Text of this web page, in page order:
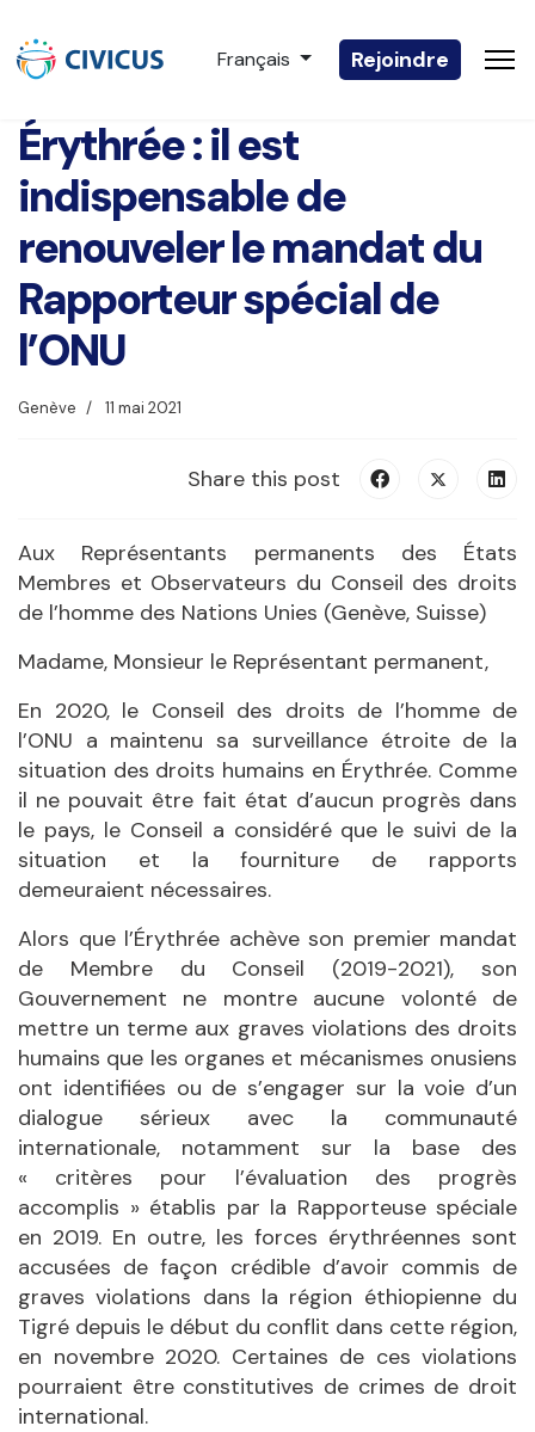
Sélectionnez votre langue
Français Rejoindre
Érythrée : il est
indispensable de
renouveler le mandat du
Rapporteur spécial de
l’ONU
Genève 11 mai 2021
Share this post
Aux Représentants permanents des États
Membres et Observateurs du Conseil des droits
de l’homme des Nations Unies (Genève, Suisse)
Madame, Monsieur le Représentant permanent,
En 2020, le Conseil des droits de l’homme de
l’ONU a maintenu sa surveillance étroite de la
situation des droits humains en Érythrée. Comme
il ne pouvait être fait état d’aucun progrès dans
le pays, le Conseil a considéré que le suivi de la
situation et la fourniture de rapports
demeuraient nécessaires.
Alors que l’Érythrée achève son premier mandat
de Membre du Conseil (2019-2021), son
Gouvernement ne montre aucune volonté de
mettre un terme aux graves violations des droits
humains que les organes et mécanismes onusiens
ont identifiées ou de s’engager sur la voie d’un
dialogue sérieux avec la communauté
internationale, notamment sur la base des
« critères pour l’évaluation des progrès
accomplis » établis par la Rapporteuse spéciale
en 2019. En outre, les forces érythréennes sont
accusées de façon crédible d’avoir commis de
graves violations dans la région éthiopienne du
Tigré depuis le début du conflit dans cette région,
en novembre 2020. Certaines de ces violations
pourraient être constitutives de crimes de droit
international.